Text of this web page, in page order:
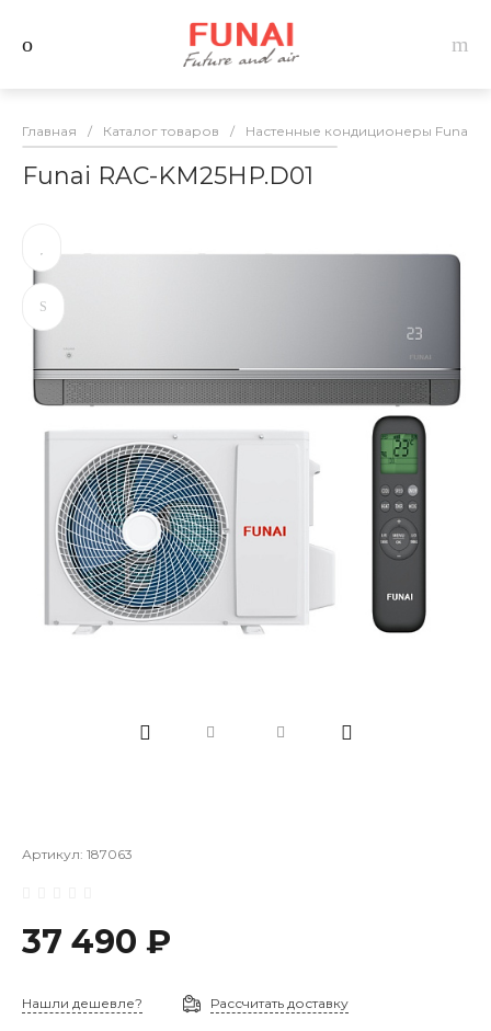
Главная / Каталог товаров / Настенные кондиционеры Funai
Funai RAC-KM25HP.D01
Артикул: 187063
37 490 ₽
Нашли дешевле? Рассчитать доставку